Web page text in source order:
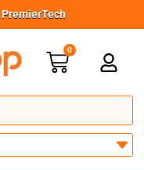
PremierTech
0